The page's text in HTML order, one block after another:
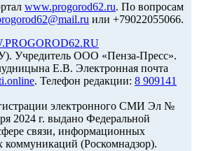
www.progorod62.ru. По вопросам
или +79022055066.
ООО «Пенза-Пресс».
Е.В. Электронная почта
. Телефон редакции: 8 909141
электронного СМИ Эл №
2024 г. выдано Федеральной
связи, информационных
коммуникаций (Роскомнадзор).